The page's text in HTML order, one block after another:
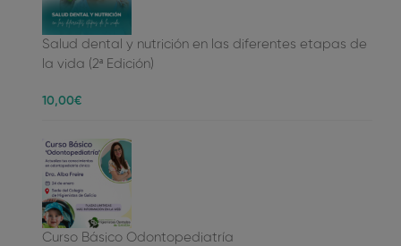
Salud dental y nutrición en las diferentes etapas de
la vida (2ª Edición)
10,00€
Curso Básico Odontopediatría